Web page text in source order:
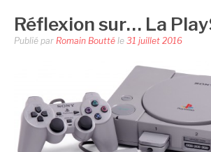
Réflexion sur… La
Publié par Romain Boutté le 31 juillet 2016